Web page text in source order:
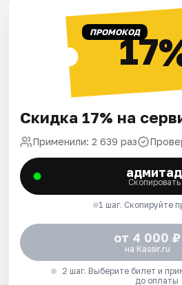
ПРОМОКОД
Скидка 17% на
Применили: 2 639 раз
адмитад
Скопировать
1 шаг. Скопируйте
от 4 000 ₽
на Kassir.ru
2 шаг. Выберите билет и
до оплаты